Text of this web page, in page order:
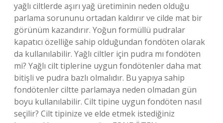
yağlı ciltlerde aşırı yağ üretiminin neden olduğu
parlama sorununu ortadan kaldırır ve cilde mat bir
görünüm kazandırır. Yoğun formüllü pudralar
kapatıcı özelliğe sahip olduğundan fondöten olarak
da kullanılabilir. Yağlı ciltler için pudra mı fondöten
mi? Yağlı cilt tiplerine uygun fondötenler daha mat
bitişli ve pudra bazlı olmalıdır. Bu yapıya sahip
fondötenler ciltte parlamaya neden olmadan gün
boyu kullanılabilir. Cilt tipine uygun fondöten nasıl
seçilir? Cilt tipinize ve elde etmek istediğiniz